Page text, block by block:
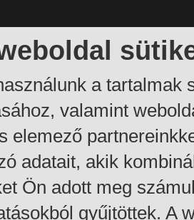
a tartalmak
valamint
elemező
adatait, akik
Ön adott meg
gyűjtöttek. A